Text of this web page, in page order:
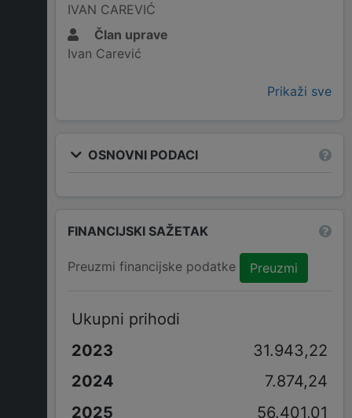
IVAN CAREVIĆ
Član uprave
Ivan Carević
Prikaži sve
OSNOVNI PODACI
FINANCIJSKI SAŽETAK
Preuzmi financijske podatke Preuzmi
Ukupni prihodi
31.943,22
7.874,24
56.401,01